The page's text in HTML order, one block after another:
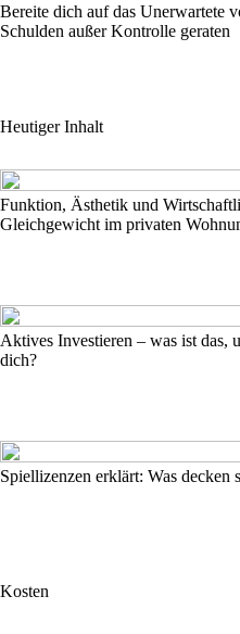
Bereite dich auf das Unerwartete
Schulden außer Kontrolle geraten
Heutiger Inhalt
Funktion, Ästhetik und
Gleichgewicht im privaten
Aktives Investieren – was ist das,
dich?
Spiellizenzen erklärt: Was
Kosten